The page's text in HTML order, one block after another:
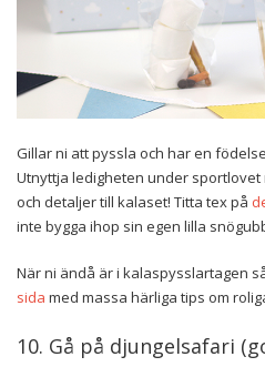
Gillar ni att pyssla och har en
Utnyttja ledigheten under
och detaljer till kalaset! Titta tex på
inte bygga ihop sin egen lilla
När ni ändå är i kalaspysslartagen
sida med massa härliga tips om
10. Gå på djungelsafari